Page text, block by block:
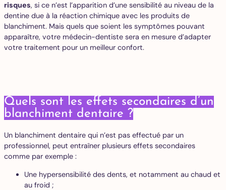
risques, si ce n’est l’apparition d’une sensibilité au niveau de la
dentine due à la réaction chimique avec les produits de
blanchiment. Mais quels que soient les symptômes pouvant
apparaître, votre médecin-dentiste sera en mesure d’adapter
votre traitement pour un meilleur confort.
Quels sont les effets secondaires d’un
blanchiment dentaire ?
Un blanchiment dentaire qui n’est pas effectué par un
professionnel, peut entraîner plusieurs effets secondaires
comme par exemple :
Une hypersensibilité des dents, et notamment au chaud et
au froid ;